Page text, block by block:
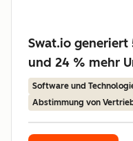
Swat.io
und 24 % mehr
Software und
Abstimmung von